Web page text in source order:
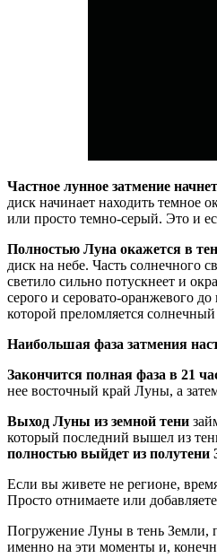
Частное лунное затмение
диск начинает находить темное
или просто темно-серый. Это и
Полностью Луна окажется в
диск на небе. Часть солнечного
светило сильно потускнеет и
серого и серовато-оранжевого
которой преломляется солнечный
Наибольшая фаза затмения
Закончится полная фаза в 21
нее восточный край Луны, а
Выход Луны из земной тени
который последний вышел из
полностью выйдет из полутени
Если вы живете не регионе,
Просто отнимаете или
Погружение Луны в тень Земли,
именно на эти моменты и,